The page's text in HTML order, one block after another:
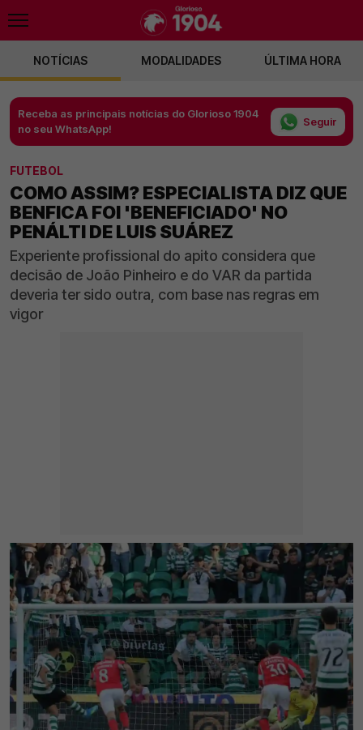
NOTÍCIAS MODALIDADES ÚLTIMA HORA
Receba as principais notícias do Glorioso 1904
no seu WhatsApp!
Seguir
FUTEBOL
COMO ASSIM? ESPECIALISTA DIZ QUE
BENFICA FOI 'BENEFICIADO' NO
PENÁLTI DE LUIS SUÁREZ
Experiente profissional do apito considera que
decisão de João Pinheiro e do VAR da partida
deveria ter sido outra, com base nas regras em
vigor